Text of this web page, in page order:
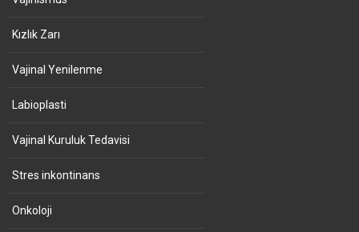
Kızlık Zarı
Vajinal Yenilenme
Labioplasti
Vajinal Kuruluk Tedavisi
Stres inkontinans
Onkoloji